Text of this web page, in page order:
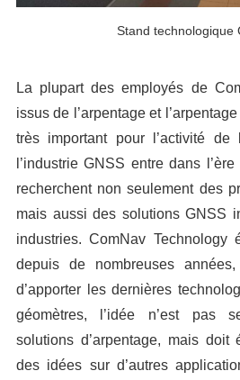
Stand technologique
La plupart des employés de
issus de l’arpentage et
très important pour l’activité de
l’industrie GNSS entre dans
recherchent non seulement des
mais aussi des solutions GNSS
industries. ComNav Technology
depuis de nombreuses
d’apporter les dernières
géomètres, l’idée n’est pas
solutions d’arpentage, mais doit
des idées sur d’autres